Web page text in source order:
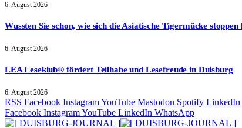
6. August 2026
Wussten Sie schon, wie sich die Asiatische Tigermücke stoppen
6. August 2026
LEA Leseklub® fördert Teilhabe und Lesefreude in Duisburg
6. August 2026
RSS Facebook InstagramYouTube Mastodon Spotify LinkedIn
Facebook InstagramYouTube LinkedIn WhatsApp